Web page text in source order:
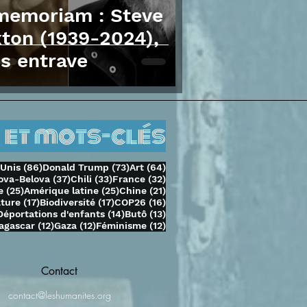
: Steve
(1939-2024),
entrave
mots-clés
(86)86 posts
Donald Trump (73)73 posts
Art (64)64 posts
Belova (37)37 posts
Chili (33)33 posts
France (32)32 posts
(25)25 posts
Amérique latine (25)25 posts
Chine (21)21 posts
(17)17 posts
Biodiversité (17)17 posts
COP26 (16)16 posts
posts
d'enfants (14)14 posts
Butô (13)13 posts
(12)12 posts
Gaza (12)12 posts
Féminisme (12)12 posts
Contact
contact@leshumanites.org